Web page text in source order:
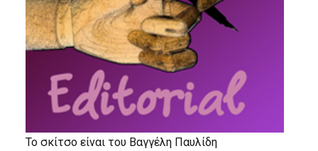
Το σκίτσο είναι του Βαγγέλη Παυλίδη